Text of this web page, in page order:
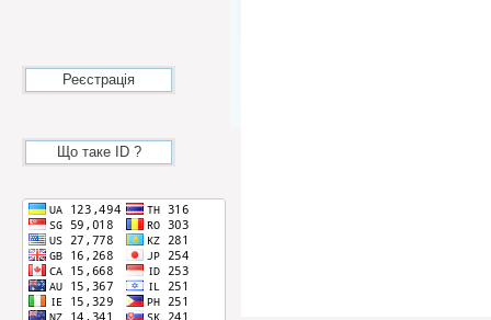
Реєстрація
Що таке ID ?